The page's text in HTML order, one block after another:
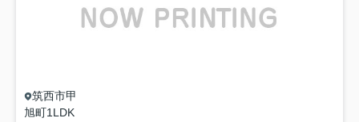
筑西市甲
旭町1LDK